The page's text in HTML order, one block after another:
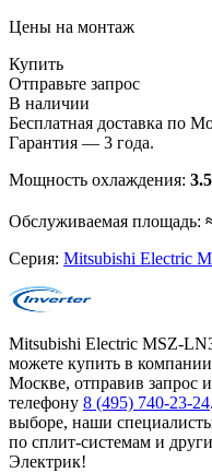
Цены на монтаж
Купить
Отправьте запрос
В наличии
Бесплатная доставка по
Гарантия — 3 года.
Мощность охлаждения:
Обслуживаемая площадь:
Серия: Mitsubishi Electric
Mitsubishi Electric MSZ-
можете купить в
Москве, отправив запрос
телефону 8 (495) 740-23-24
выборе, наши
по сплит-системам и
Электрик!